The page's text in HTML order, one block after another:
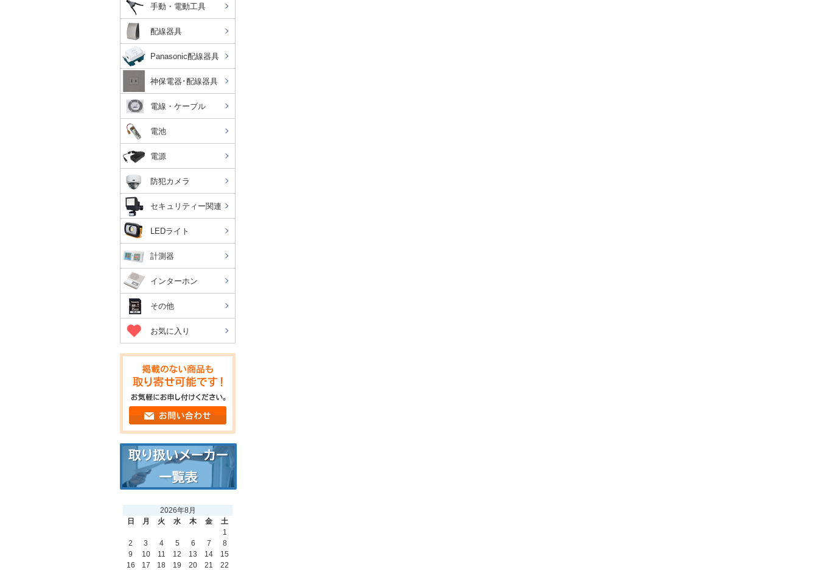
手動・電動工具
配線器具
Panasonic配線器具
神保電器･配線器具
電線・ケーブル
電池
電源
防犯カメラ
セキュリティー関連
LEDライト
計測器
インターホン
その他
お気に入り
2026年8月
日
月 火 水 木 金
土
1
2
3 4 5 6 7
8
9
10 11 12 13 14
15
16
17 18 19 20 21
22